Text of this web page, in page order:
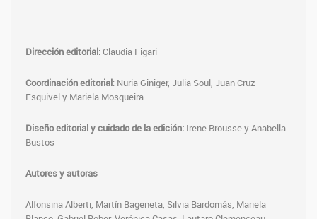
Dirección editorial: Claudia Figari
Coordinación editorial: Nuria Giniger, Julia Soul, Juan Cruz
Esquivel y Mariela Mosqueira
Diseño editorialy cuidado de la edición: Irene Brousse y Anabella
Bustos
Autores y autoras
Alfonsina Alberti, Martín Bageneta, Silvia Bardomás, Mariela